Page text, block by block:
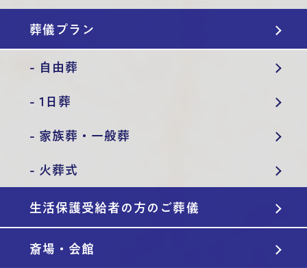
葬儀プラン
- 自由葬
- 1日葬
- 家族葬・一般葬
- 火葬式
生活保護受給者の方のご葬儀
斎場・会館